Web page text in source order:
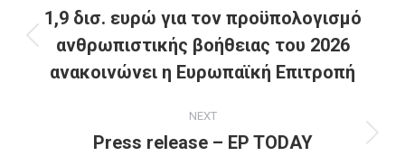
navigation
Previous
post:
1,9 δισ. ευρώ για τον προϋπολογισμό
ανθρωπιστικής βοήθειας του 2026
ανακοινώνει η Ευρωπαϊκή Επιτροπή
NEXT
Next
Press release – EP TODAY